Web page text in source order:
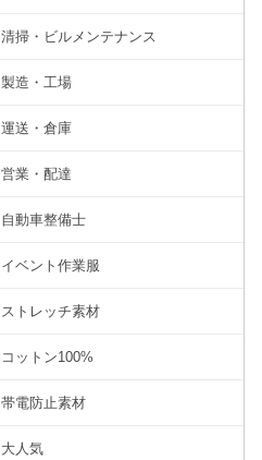
清掃・ビルメンテナンス
製造・工場
運送・倉庫
営業・配達
自動車整備士
イベント作業服
ストレッチ素材
コットン100%
帯電防止素材
大人気